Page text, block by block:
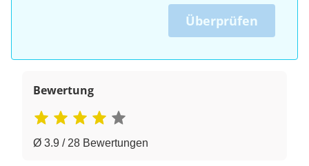
Überprüfen
Bewertung
Ø 3.9 / 28 Bewertungen